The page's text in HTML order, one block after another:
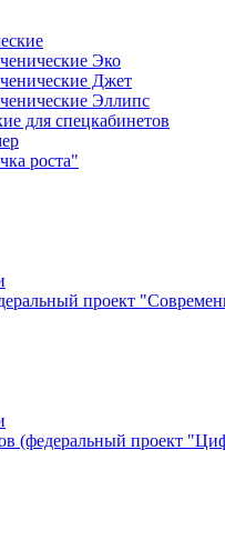
Эко
Джет
Эллипс
для спецкабинетов
роста"
проект
(федеральный проект